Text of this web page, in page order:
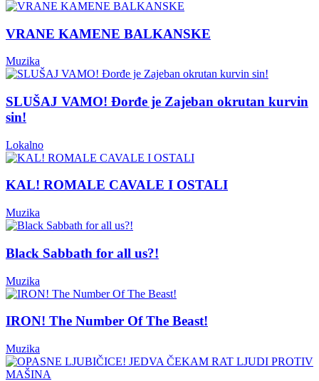
VRANE KAMENE BALKANSKE
Muzika
SLUŠAJ VAMO! Đorđe je Zajeban okrutan kurvin
sin!
Lokalno
KAL! ROMALE CAVALE I OSTALI
Muzika
Black Sabbath for all us?!
Muzika
IRON! The Number Of The Beast!
Muzika